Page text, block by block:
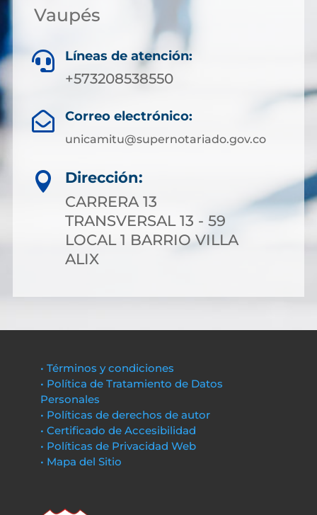
Vaupés
 Líneas de atención:
+573208538550
 Correo electrónico:
unicamitu@supernotariado.gov.co

Dirección:
CARRERA 13
TRANSVERSAL 13 - 59
LOCAL 1 BARRIO VILLA
ALIX
• Términos y condiciones
• Política de Tratamiento de Datos
Personales
• Políticas de derechos de autor
• Certificado de Accesibilidad
• Políticas de Privacidad Web
• Mapa del Sitio